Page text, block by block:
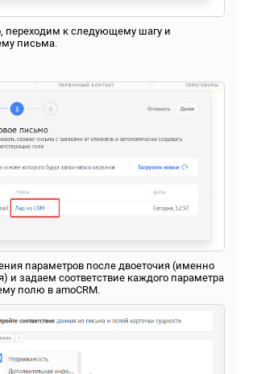
переходим к следующему шагу и
письма.
параметров после двоеточия (именно
и задаем соответствие каждого параметра
полю в amoCRM.